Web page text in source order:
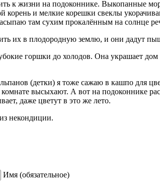
к жизни на подоконнике. Выкопанные
корень и мелкие корешки свеклы
там сухим прокалённым на солнце
их в плодородную землю, и они дадут
горшки до холодов. Она украшает
(детки) я тоже сажаю в кашпо для
высыхают. А вот на подоконнике
даже цветут в это же лето.
некондиции.
Имя (обязательное)